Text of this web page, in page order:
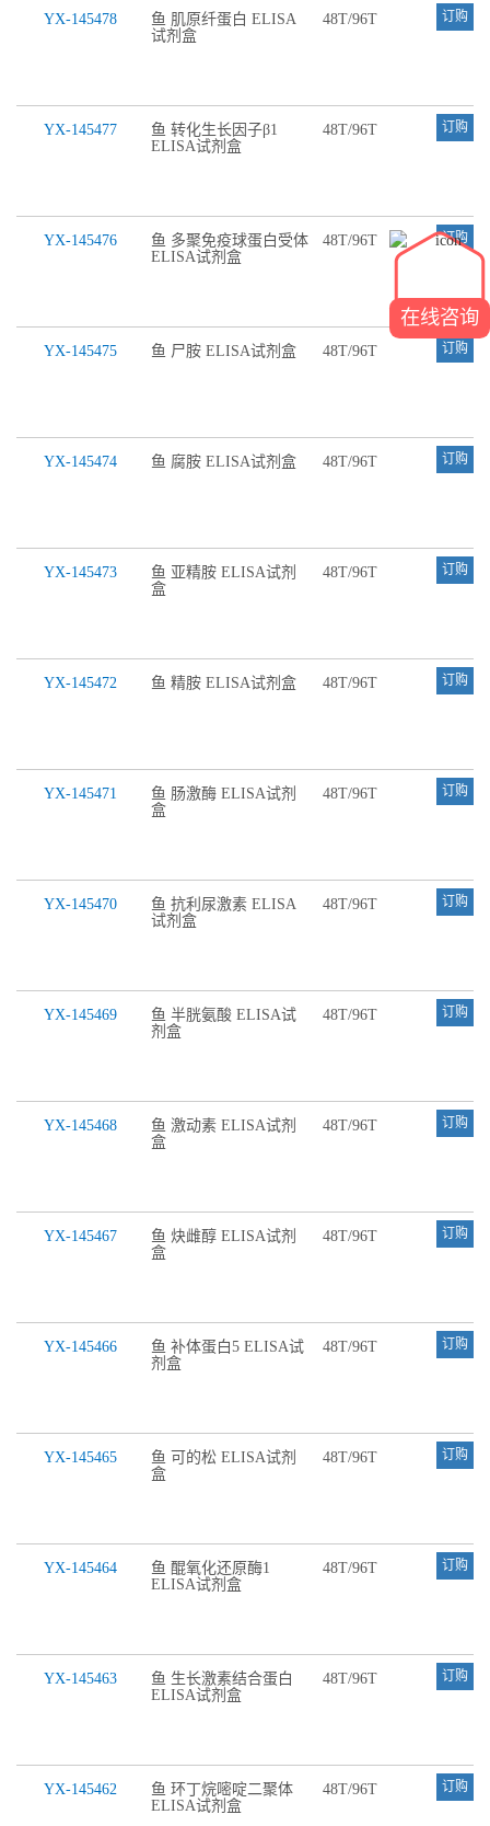
YX-145478
鱼 肌原纤蛋白 ELISA
试剂盒
48T/96T 订购
YX-145477
鱼 转化生长因子β1
ELISA试剂盒
48T/96T 订购
YX-145476
鱼 多聚免疫球蛋白受体
ELISA试剂盒
48T/96T 订购
YX-145475 鱼 尸胺 ELISA试剂盒 48T/96T 订购
YX-145474 鱼 腐胺 ELISA试剂盒 48T/96T 订购
YX-145473
鱼 亚精胺 ELISA试剂
盒
48T/96T 订购
YX-145472 鱼 精胺 ELISA试剂盒 48T/96T 订购
YX-145471
鱼 肠激酶 ELISA试剂
盒
48T/96T 订购
YX-145470
鱼 抗利尿激素 ELISA
试剂盒
48T/96T 订购
YX-145469
鱼 半胱氨酸 ELISA试
剂盒
48T/96T 订购
YX-145468
鱼 激动素 ELISA试剂
盒
48T/96T 订购
YX-145467
鱼 炔雌醇 ELISA试剂
盒
48T/96T 订购
YX-145466
鱼 补体蛋白5 ELISA试
剂盒
48T/96T 订购
YX-145465
鱼 可的松 ELISA试剂
盒
48T/96T 订购
YX-145464
鱼 醌氧化还原酶1
ELISA试剂盒
48T/96T 订购
YX-145463
鱼 生长激素结合蛋白
ELISA试剂盒
48T/96T 订购
YX-145462
鱼 环丁烷嘧啶二聚体
ELISA试剂盒
48T/96T 订购
在线咨询